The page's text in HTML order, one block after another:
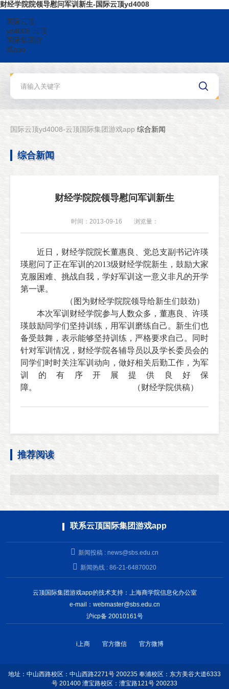
财经学院院领导慰问军训新生-国际云顶yd4008
国际云顶
yd4008-云顶
国际集团游
戏app
国际云顶yd4008-云顶国际集团游戏app 综合新闻
综合新闻
财经学院院领导慰问军训新生
时间：2013-09-16 浏览量：
近日，财经学院院长董惠良、党总支副书记许瑛
瑛慰问了正在军训的2013级财经学院新生，鼓励大家
克服困难、挑战自我，学好军训这一意义非凡的开学
第一课。
（图为财经学院院领导给新生们鼓劲）
本次军训财经学院参与人数众多，董惠良、许瑛
瑛鼓励同学们坚持训练，用军训磨练自己。新生们也
备受鼓舞，表示能够坚持训练，严格要求自己。同时
针对军训情况，财经学院各辅导员以及学长委员会的
同学们时时关注军训动向，做好相关后勤工作，为军
训的有序开展提供良好保
障。 （财经学院供稿）
推荐阅读
联系云顶国际集团游戏app
新闻投稿 : news@sbs.edu.cn
新闻热线 : 86-21-64870020
云顶国际集团游戏app的技术支持：上海商学院信息化办公室
e-mail： webmaster@sbs.edu.cn
沪icp备 20010161号
i上商 官方微信 官方微博
地址：中山西路校区：中山西路2271号 200235 奉浦校区：东方美谷大道6333
号 201400 漕宝路校区：漕宝路121号 200233